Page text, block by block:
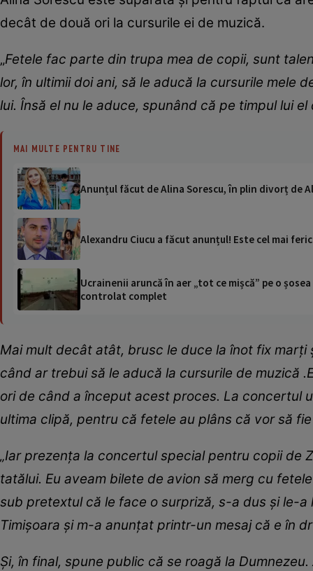
decât de două ori la cursurile ei de muzică.
„Fetele fac parte din trupa mea de copii, sunt
lor, în ultimii doi ani, să le aducă la cursurile mele
lui. Însă el nu le aduce, spunând că pe timpul lui el
MAI MULTE PENTRU TINE
Anunțul făcut de Alina Sorescu, în plin divorț de
Alexandru Ciucu a făcut anunțul! Este cel mai
Ucrainenii aruncă în aer „tot ce mișcă” pe o
controlat complet
Mai mult decât atât, brusc le duce la înot fix
când ar trebui să le aducă la cursurile de muzică
ori de când a început acest proces. La concertul
ultima clipă, pentru că fetele au plâns că vor să
„Iar prezența la concertul special pentru copii de
tatălui. Eu aveam bilete de avion să merg cu
sub pretextul că le face o surpriză, s-a dus și le-
Timișoara și m-a anunțat printr-un mesaj că e în
Și, în final, spune public că se roagă la